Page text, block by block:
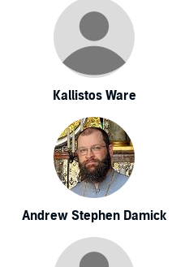
Kallistos Ware
Andrew Stephen Damick